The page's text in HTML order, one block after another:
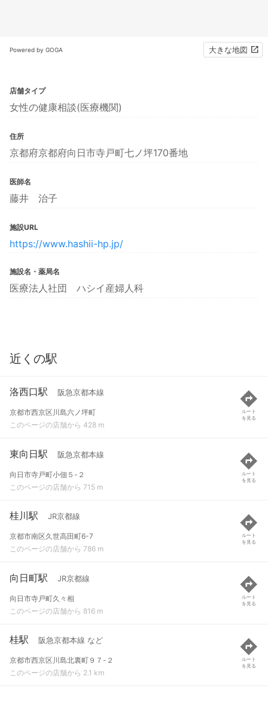
Powered by GOGA 大きな地図
店舗タイプ
女性の健康相談(医療機関)
住所
京都府京都府向日市寺戸町七ノ坪170番地
医師名
藤井 治子
施設URL
https://www.hashii-hp.jp/
施設名・薬局名
医療法人社団 ハシイ産婦人科
近くの駅
洛西口駅 阪急京都本線
京都市西京区川島六ノ坪町
このページの店舗から 428 m
ルート
を見る
東向日駅 阪急京都本線
向日市寺戸町小佃５-２
このページの店舗から 715 m
ルート
を見る
桂川駅 JR京都線
京都市南区久世高田町6-7
このページの店舗から 786 m
ルート
を見る
向日町駅 JR京都線
向日市寺戸町久々相
このページの店舗から 816 m
ルート
を見る
桂駅 阪急京都本線 など
京都市西京区川島北裏町９７-２
このページの店舗から 2.1 km
ルート
を見る